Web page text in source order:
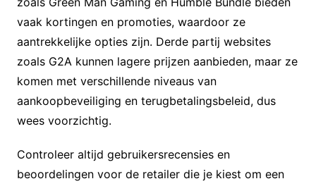
vaak kortingen en promoties, waardoor ze
aantrekkelijke opties zijn. Derde partij websites
zoals G2A kunnen lagere prijzen aanbieden, maar ze
komen met verschillende niveaus van
aankoopbeveiliging en terugbetalingsbeleid, dus
wees voorzichtig.
Controleer altijd gebruikersrecensies en
beoordelingen voor de retailer die je kiest om een